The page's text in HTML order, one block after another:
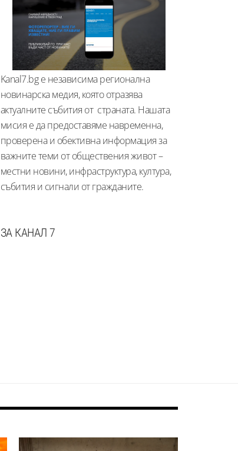
Kanal7.bg е независима регионална
новинарска медия, която отразява
актуалните събития от страната. Нашата
мисия е да предоставяме навременна,
проверена и обективна информация за
важните теми от обществения живот –
местни новини, инфраструктура, култура,
събития и сигнали от гражданите.
ЗА КАНАЛ 7